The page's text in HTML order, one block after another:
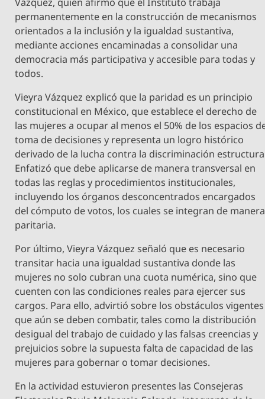
permanentemente en la construcción de mecanismos
orientados a la inclusión y la igualdad sustantiva,
mediante acciones encaminadas a consolidar una
democracia más participativa y accesible para todas y
todos.
Vieyra Vázquez explicó que la paridad es un principio
constitucional en México, que establece el derecho de
las mujeres a ocupar al menos el 50% de los espacios
toma de decisiones y representa un logro histórico
derivado de la lucha contra la discriminación
Enfatizó que debe aplicarse de manera transversal en
todas las reglas y procedimientos institucionales,
incluyendo los órganos desconcentrados encargados
del cómputo de votos, los cuales se integran de manera
paritaria.
Por último, Vieyra Vázquez señaló que es necesario
transitar hacia una igualdad sustantiva donde las
mujeres no solo cubran una cuota numérica, sino que
cuenten con las condiciones reales para ejercer sus
cargos. Para ello, advirtió sobre los obstáculos vigentes
que aún se deben combatir, tales como la distribución
desigual del trabajo de cuidado y las falsas creencias y
prejuicios sobre la supuesta falta de capacidad de las
mujeres para gobernar o tomar decisiones.
En la actividad estuvieron presentes las Consejeras